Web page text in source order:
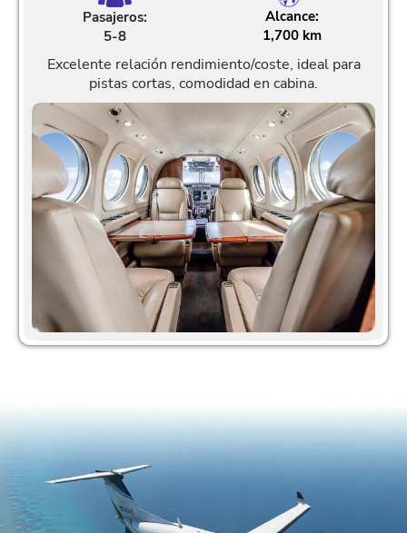
Pasajeros:
5-8
Alcance:
1,700 km
Excelente relación rendimiento/coste, ideal para
pistas cortas, comodidad en cabina.